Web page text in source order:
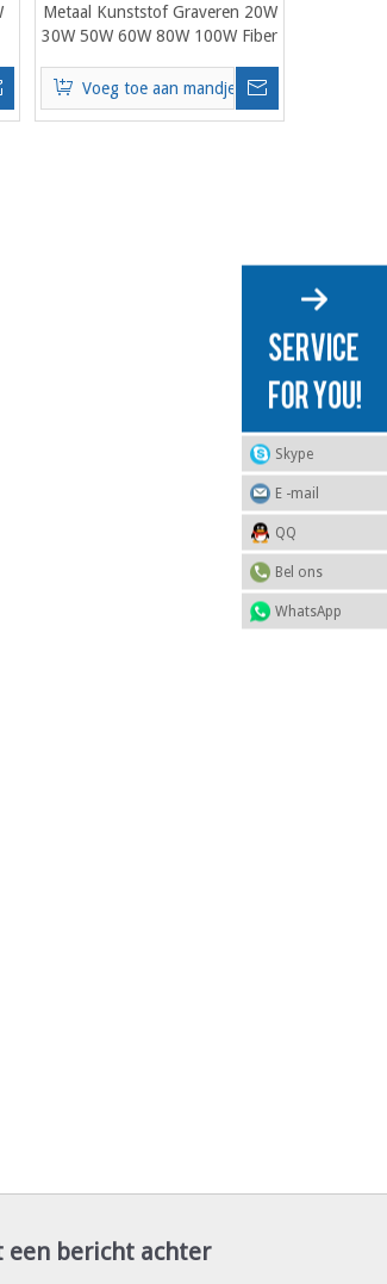
Metaal Kunststof Graveren 20W
30W 50W 60W 80W 100W Fiber
JPT Laserbron, SINO GALVO
Head, BJJCZ EZCAD Software)
Voeg toe aan mandje
een bericht achter
Skype
E -mail
QQ
Bel ons
WhatsApp